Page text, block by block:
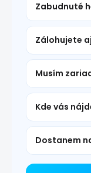
Zabudnuté
Zálohujete
Musím
Kde vás
Dostanem